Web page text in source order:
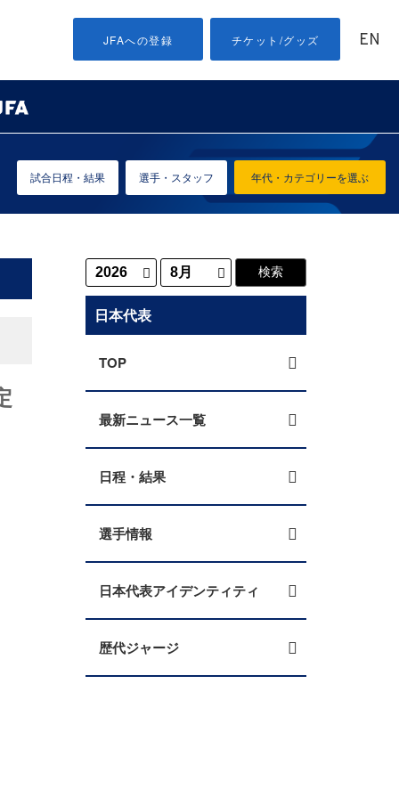
JFAへの登録 チケット/グッズ EN
年代・カテゴリーを選ぶ
試合日程・結果 選手・スタッフ
日本代表
TOP
最新ニュース一覧
日程・結果
選手情報
日本代表アイデンティティ
歴代ジャージ